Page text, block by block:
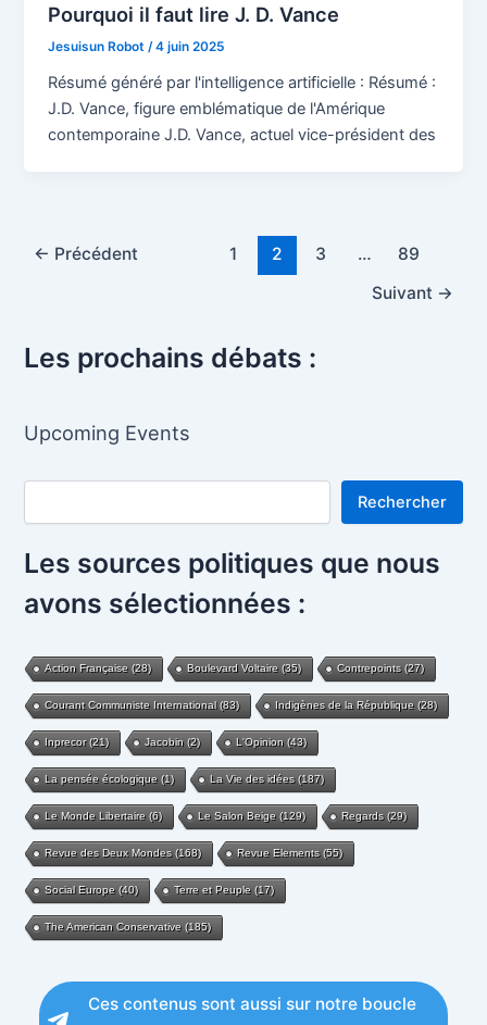
Pourquoi il faut lire J. D. Vance
Jesuisun Robot/4 juin 2025
Résumé généré par l'intelligence artificielle : Résumé :
J.D. Vance, figure emblématique de l'Amérique
contemporaine J.D. Vance, actuel vice-président des
Pagination
← Précédent 1 2 3 …
89
Suivant →
Les prochains débats :
Upcoming Events
Rechercher
Rechercher
Les sources politiques que nous
avons sélectionnées :
Action Française (28) Boulevard Voltaire (35) Contrepoints(27)
Courant Communiste International(83) Indigènes de la République (28)
Inprecor(21) Jacobin (2) L'Opinion (43)
La pensée écologique (1) La Vie des idées(187)
Le Monde Libertaire (6) Le Salon Beige (129) Regards(29)
Revue des Deux Mondes(168) Revue Elements(55)
Social Europe (40) Terre et Peuple (17)
The American Conservative (185)
Ces contenus sont aussi sur notre boucle